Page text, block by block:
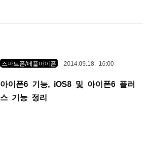
스마트폰/애플아이폰 2014.09.18. 16:00
아이폰6 기능, iOS8 및 아이폰6 플러
스 기능 정리